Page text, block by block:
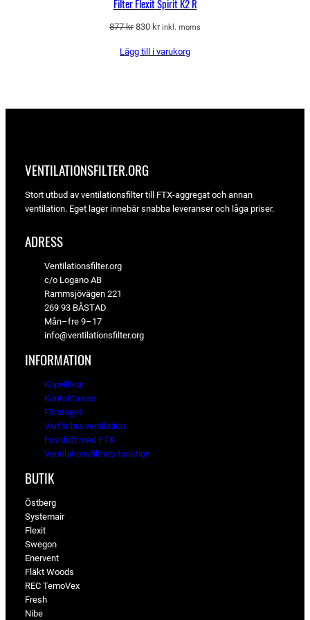
Filter Flexit Spirit K2 R
877kr Det
priset
830 krDet
priset
inkl. moms
Lägg till i varukorg
VENTILATIONSFILTER­.ORG
Stort utbud av ventilationsfilter till FTX-aggregat och annan
ventilation. Eget lager innebär snabba leveranser och låga priser.
ADRESS
Ventilationsfilter.org
c/o Logano AB
Rammsjövägen 221
269 93 BÅSTAD
Mån–fre 9–17
info@ventilationsfilter.org
INFORMATION
Köpvillkor
Kontakta oss
Företaget
Varför bra ventilation
Friskluft med FTX
Ventilationsfiltrets funktion
BUTIK
Östberg
Systemair
Flexit
Swegon
Enervent
Fläkt Woods
REC TemoVex
Fresh
Nibe